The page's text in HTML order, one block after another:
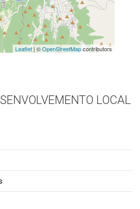
Leaflet| ©OpenStreetMapcontributors
LOCAL